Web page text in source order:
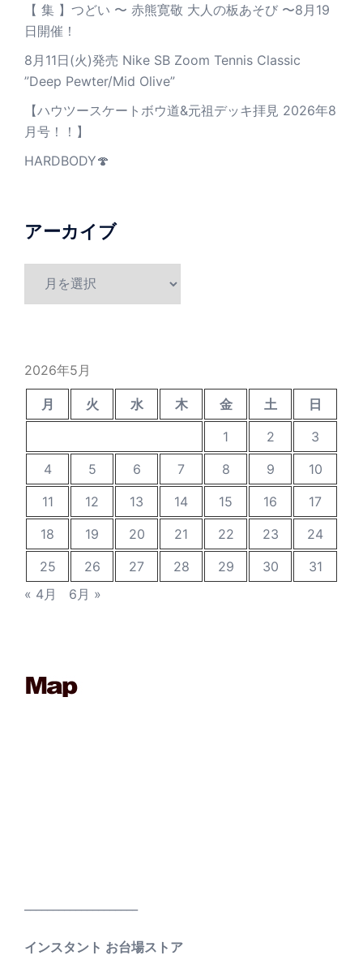
【 集 】つどい 〜 赤熊寛敬 大人の板あそび 〜8月19
日開催！
8月11日(火)発売 Nike SB Zoom Tennis Classic
”Deep Pewter/Mid Olive”
【ハウツースケートボウ道&元祖デッキ拝見 2026年8
月号！！】
HARDBODY🍄
アーカイブ
2026年5月
月 火 水 木 金 土
日
1
2
3
4
5 6 7 8 9
10
11
12 13 14 15 16
17
18
19 20 21 22 23
24
25
26 27 28 29 30
31
« 4月
6月 »
インスタント お台場ストア